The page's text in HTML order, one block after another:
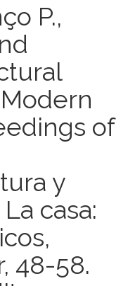
P.,
of
y
casa:
48-58.